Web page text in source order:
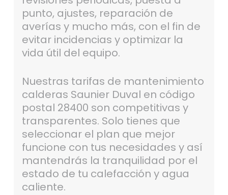
punto, ajustes, reparación de
averías y mucho más, con el fin de
evitar incidencias y optimizar la
vida útil del equipo.
Nuestras tarifas de mantenimiento
calderas Saunier Duval en código
postal 28400 son competitivas y
transparentes. Solo tienes que
seleccionar el plan que mejor
funcione con tus necesidades y así
mantendrás la tranquilidad por el
estado de tu calefacción y agua
caliente.